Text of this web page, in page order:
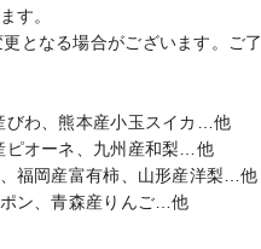
す。
となる場合がございます。ご了
びわ、熊本産小玉スイカ…他
ピオーネ、九州産和梨…他
福岡産富有柿、山形産洋梨…他